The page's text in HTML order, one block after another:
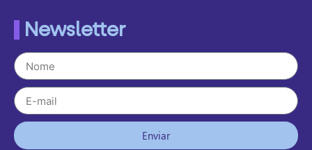
Newsletter
Enviar